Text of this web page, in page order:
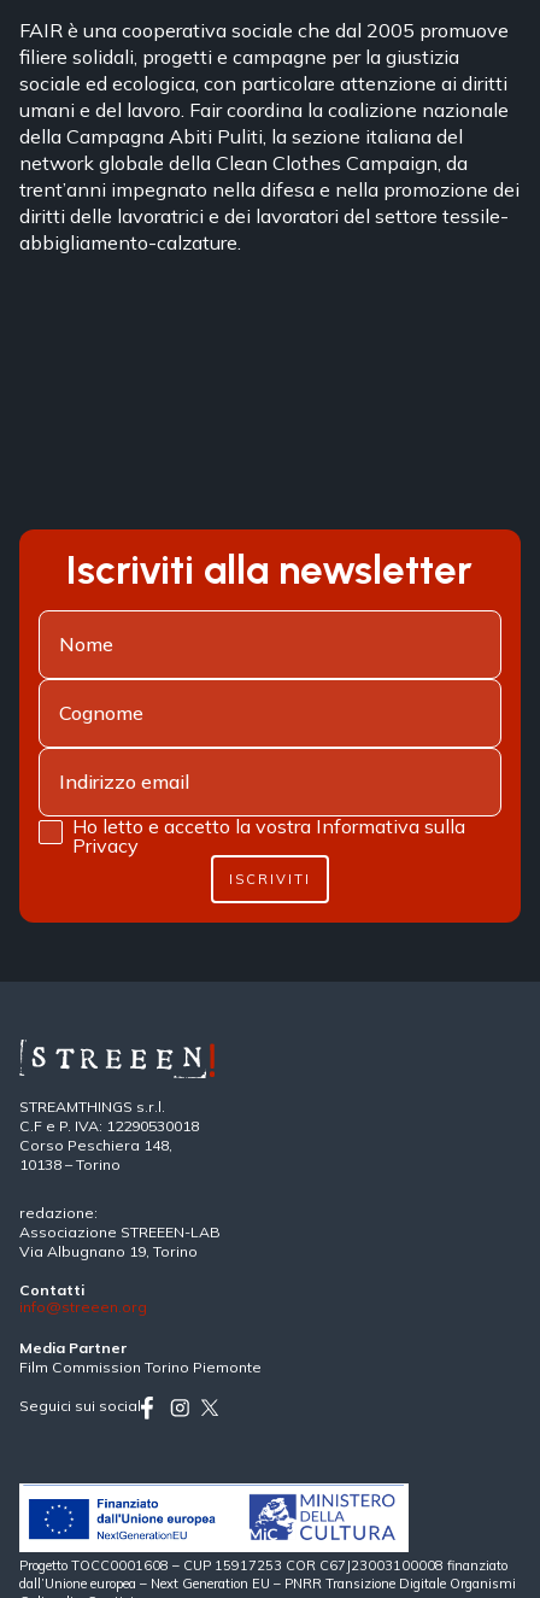
FAIR è una cooperativa sociale che dal 2005 promuove
filiere solidali, progetti e campagne per la giustizia
sociale ed ecologica, con particolare attenzione ai diritti
umani e del lavoro. Fair coordina la coalizione nazionale
della Campagna Abiti Puliti, la sezione italiana del
network globale della Clean Clothes Campaign, da
trent’anni impegnato nella difesa e nella promozione dei
diritti delle lavoratrici e dei lavoratori del settore tessile-
abbigliamento-calzature.
Iscriviti alla newsletter
Ho letto e accetto la vostra Informativa sulla
Privacy
ISCRIVITI
STREAMTHINGS s.r.l.
C.F e P. IVA: 12290530018
Corso Peschiera 148,
10138 – Torino
redazione:
Associazione STREEEN-LAB
Via Albugnano 19, Torino
Contatti
info@streeen.org
Media Partner
Film Commission Torino Piemonte
Seguici sui social
Progetto TOCC0001608 – CUP 15917253 COR C67J23003100008 finanziato
dall’Unione europea – Next Generation EU – PNRR Transizione Digitale Organismi